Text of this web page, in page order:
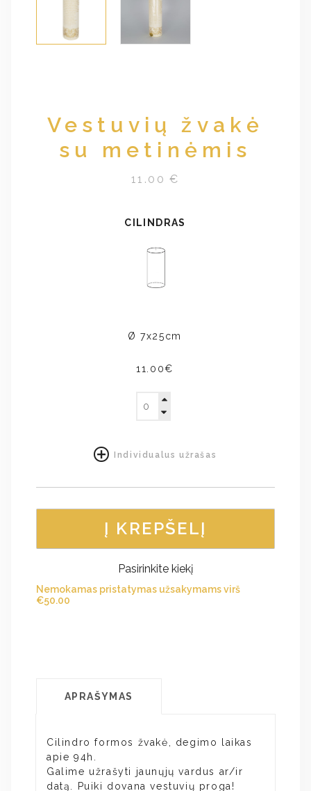
Vestuvių žvakė
su metinėmis
11.00 €
CILINDRAS
Ø 7x25cm
11.00€
Individualus užrašas
Į KREPŠELĮ
Nemokamas pristatymas užsakymams virš
€50.00
Pasirinkite kiekį
APRAŠYMAS
Cilindro formos žvakė, degimo laikas
apie 94h.
Galime užrašyti jaunųjų vardus ar/ir
datą. Puiki dovana vestuvių proga!